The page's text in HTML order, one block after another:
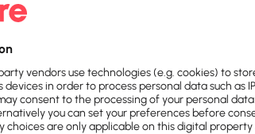
für die Nebenkosten
der Stromrechnung wird dann am
Vorauszahlungen werden